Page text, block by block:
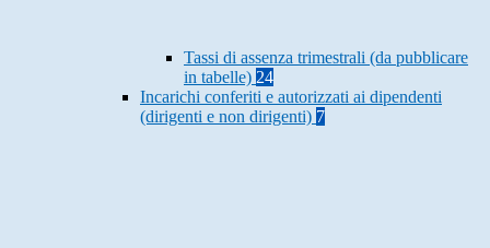
Tassi di assenza trimestrali (da pubblicare
in tabelle) 24
Incarichi conferiti e autorizzati ai dipendenti
(dirigenti e non dirigenti) 7